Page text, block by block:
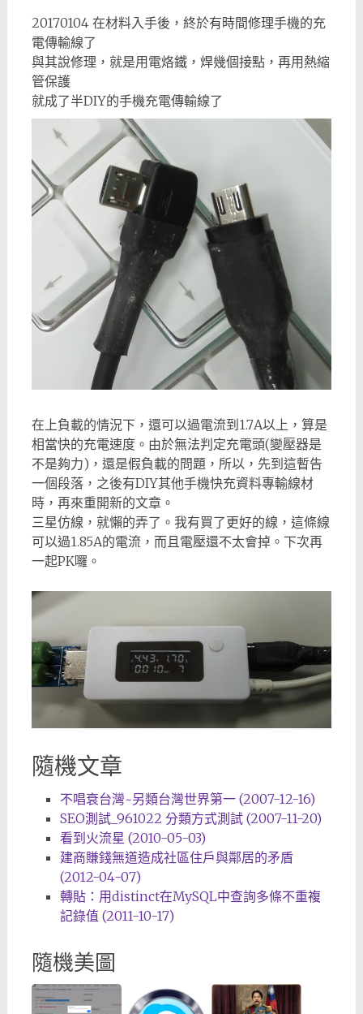
20170104 在材料入手後，終於有時間修理手機的充
電傳輸線了
與其說修理，就是用電烙鐵，焊幾個接點，再用熱縮
管保護
就成了半DIY的手機充電傳輸線了
在上負載的情況下，還可以過電流到1.7A以上，算是
相當快的充電速度。由於無法判定充電頭(變壓器是
不是夠力)，還是假負載的問題，所以，先到這暫告
一個段落，之後有DIY其他手機快充資料專輸線材
時，再來重開新的文章。
三星仿線，就懶的弄了。我有買了更好的線，這條線
可以過1.85A的電流，而且電壓還不太會掉。下次再
一起PK囉。
隨機文章
不唱衰台灣~另類台灣世界第一 (2007-12-16)
SEO測試_961022 分類方式測試 (2007-11-20)
看到火流星 (2010-05-03)
建商賺錢無道造成社區住戶與鄰居的矛盾
(2012-04-07)
轉貼：用distinct在MySQL中查詢多條不重複
記錄值 (2011-10-17)
隨機美圖